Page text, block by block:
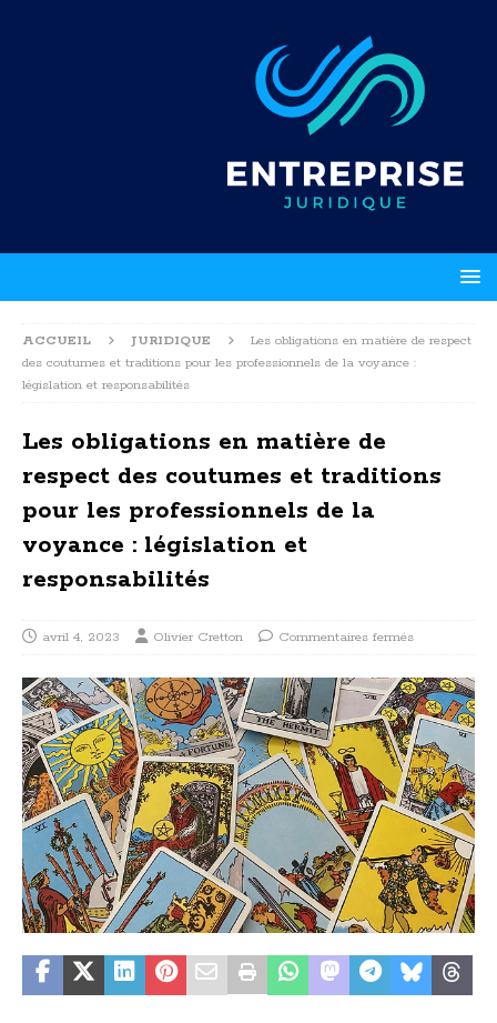
ACCUEIL JURIDIQUE
Les obligations en matière de respect
des coutumes et traditions pour les professionnels de la voyance :
législation et responsabilités
Les obligations en matière de
respect des coutumes et traditions
pour les professionnels de la
voyance : législation et
responsabilités
avril 4, 2023 Olivier Cretton Commentaires fermés